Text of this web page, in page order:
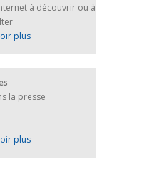
à découvrir ou à
plus
la presse
plus